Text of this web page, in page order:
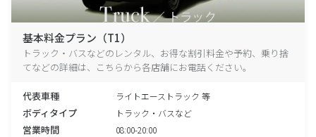
基本料金プラン（T1）
トラック・バスなどのレンタル、お得な割引料金や予約、乗り捨
てなどの詳細は、こちらから各店舗にお電話ください。
代表車種 ライトエーストラック 等
ボディタイプ トラック・バスなど
営業時間 08:00-20:00